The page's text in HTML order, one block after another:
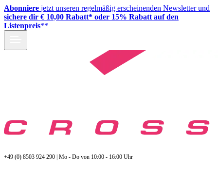
Abonniere jetzt unseren regelmäßig erscheinenden Newsletter und
sichere dir € 10,00 Rabatt* oder 15% Rabatt auf den
Listenpreis**
+49 (0) 8503 924 290 | Mo - Do von 10:00 - 16:00 Uhr